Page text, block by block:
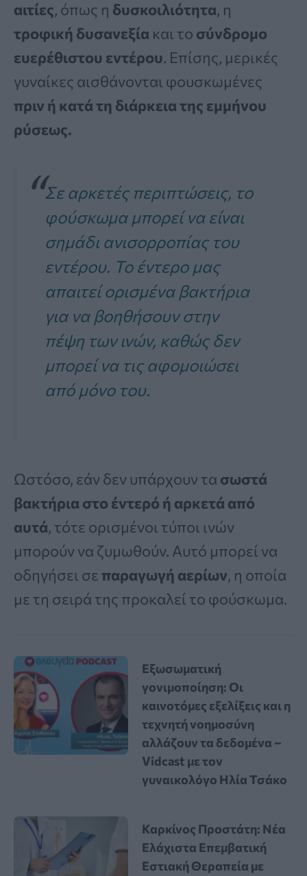
αιτίες, όπως η δυσκοιλιότητα, η
τροφική δυσανεξία και το σύνδρομο
ευερέθιστου εντέρου. Επίσης, μερικές
γυναίκες αισθάνονται φουσκωμένες
πριν ή κατά τη διάρκεια της εμμήνου
ρύσεως.
Σε αρκετές περιπτώσεις, το
φούσκωμα μπορεί να είναι
σημάδι ανισορροπίας του
εντέρου. Το έντερο μας
απαιτεί ορισμένα βακτήρια
για να βοηθήσουν στην
πέψη των ινών, καθώς δεν
μπορεί να τις αφομοιώσει
από μόνο του.
Ωστόσο, εάν δεν υπάρχουν τα σωστά
βακτήρια στο έντερό ή αρκετά από
αυτά, τότε ορισμένοι τύποι ινών
μπορούν να ζυμωθούν. Αυτό μπορεί να
οδηγήσει σε παραγωγή αερίων, η οποία
με τη σειρά της προκαλεί το φούσκωμα.
Εξωσωματική
γονιμοποίηση: Οι
καινοτόμες εξελίξεις και η
τεχνητή νοημοσύνη
αλλάζουν τα δεδομένα –
Vidcast με τον
γυναικολόγο Ηλία Τσάκο
Καρκίνος Προστάτη: Νέα
Ελάχιστα Επεμβατική
Εστιακή Θεραπεία με